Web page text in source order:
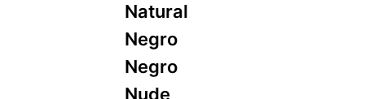
Natural
Negro
Negro
Nude